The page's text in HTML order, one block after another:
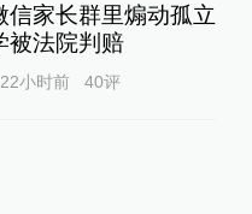
信家长群里煽动孤立
被法院判赔
22小时前 40评